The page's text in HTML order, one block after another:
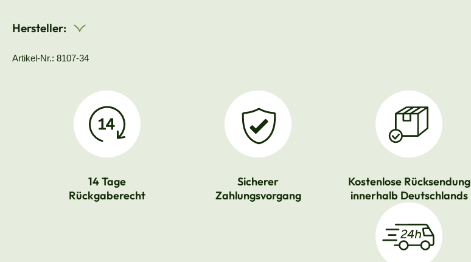
Hersteller:
Artikel-Nr.: 8107-34
14 Tage
Rückgaberecht
Sicherer
Zahlungsvorgang
Kostenlose Rücksendung
innerhalb Deutschlands